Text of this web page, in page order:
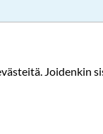
Joidenkin